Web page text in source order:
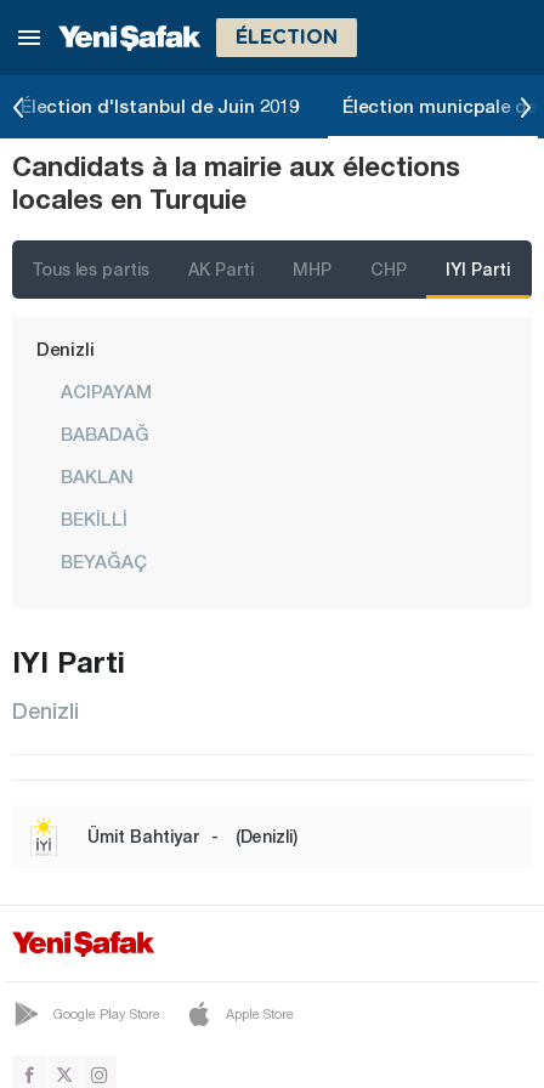
ÉLECTION
Élection d'Istanbul de Juin 2019 Élection municpale de
Candidats à la mairie aux élections
locales en Turquie
Tous les partis AK Parti MHP CHP IYI Parti
Bitlis
Bursa
Çanakkale
Çorum
Denizli
ACIPAYAM
BABADAĞ
BAKLAN
BEKİLLİ
BEYAĞAÇ
HONAZ
KALE
MERKEZEFENDİ
PAMUKKALE
SARAYKÖY
IYI Parti
Denizli
Ümit Bahtiyar - (Denizli)
Google Play Store Apple Store